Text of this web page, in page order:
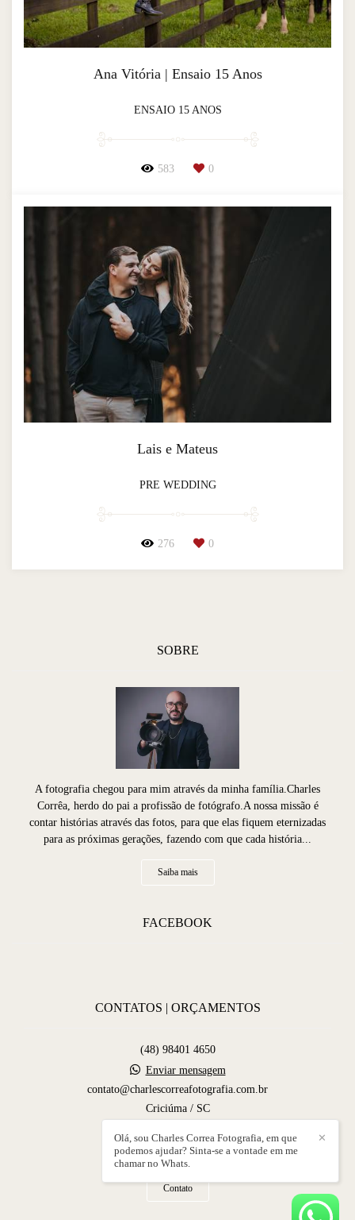
Ana Vitória | Ensaio 15 Anos
ENSAIO 15 ANOS
583 0
Lais e Mateus
PRE WEDDING
276 0
SOBRE
A fotografia chegou para mim através da minha família.Charles
Corrêa, herdo do pai a profissão de fotógrafo.A nossa missão é
contar histórias através das fotos, para que elas fiquem eternizadas
para as próximas gerações, fazendo com que cada história...
Saiba mais
FACEBOOK
CONTATOS | ORÇAMENTOS
(48) 98401 4650
Enviar mensagem
contato@charlescorreafotografia.com.br
Criciúma / SC
Contato
✕
Olá, sou Charles Correa Fotografia, em que
podemos ajudar? Sinta-se a vontade em me
chamar no Whats.